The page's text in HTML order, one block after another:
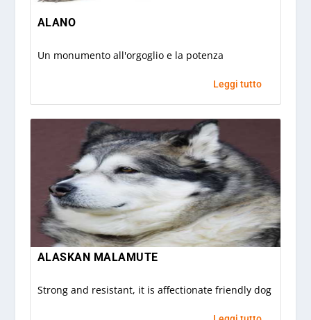
ALANO
Un monumento all'orgoglio e la potenza
Leggi tutto
ALASKAN MALAMUTE
Strong and resistant, it is affectionate friendly dog